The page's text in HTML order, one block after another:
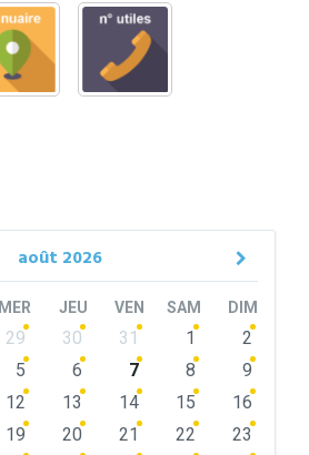
août 2026
MER JEU VEN SAM DIM
29 30 31 1
2
5 6 7 8
9
12 13 14 15
16
19 20 21 22
23